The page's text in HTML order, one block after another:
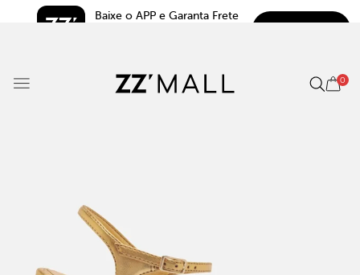
Baixe o APP e Garanta Frete
0